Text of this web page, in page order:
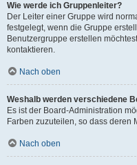
Wie werde ich Gruppenleiter?
Der Leiter einer Gruppe wird
festgelegt, wenn die Gruppe
Benutzergruppe erstellen
kontaktieren.
Nach oben
Weshalb werden verschiedene
Es ist der Board-Administration
Farben zuzuteilen, so dass deren
Nach oben